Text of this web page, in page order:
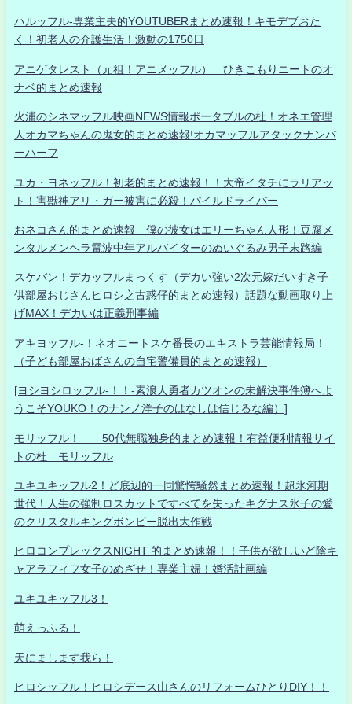
ハルッフル-専業主夫的YOUTUBERまとめ速報！キモデブおた
く！初老人の介護生活！激動の1750日
アニゲタレスト（元祖！アニメッフル） ひきこもりニートのオ
ナベ的まとめ速報
火浦のシネマッフル映画NEWS情報ポータブルの杜！オネエ管理
人オカマちゃんの鬼女的まとめ速報!オカマッフルアタックナンバ
ーハーフ
ユカ・ヨネッフル！初老的まとめ速報！！大帝イタチにラリアッ
ト！害獣神アリ・ガー被害に必殺！パイルドライバー
おネコさん的まとめ速報 僕の彼女はエリーちゃん人形！豆腐メ
ンタルメンヘラ電波中年アルバイターのぬいぐるみ男子末路編
スケバン！デカッフルまっくす（デカい強い2次元嫁だいすき子
供部屋おじさんヒロシ之古惑仔的まとめ速報）話題な動画取り上
げMAX！デカいは正義刑事編
アキヨッフル-！ネオニートスケ番長のエキストラ芸能情報局！
（子ども部屋おばさんの自宅警備員的まとめ速報）
[ヨシヨシロッフル-！！-素浪人勇者カツオンの未解決事件簿へよ
うこそYOUKO！のナンノ洋子のはなしは信じるな編）]
モリッフル！ 50代無職独身的まとめ速報！有益便利情報サイ
トの杜 モリッフル
ユキユキッフル2！ど底辺的一同驚愕騒然まとめ速報！超氷河期
世代！人生の強制ロスカットですべてを失ったキグナス氷子の愛
のクリスタルキングボンビー脱出大作戦
ヒロコンプレックスNIGHT 的まとめ速報！！子供が欲しいど陰キ
ャアラフィフ女子のめざせ！専業主婦！婚活計画編
ユキユキッフル3！
萌えっふる！
天にまします我ら！
ヒロシッフル！ヒロシデース山さんのリフォームひとりDIY！！